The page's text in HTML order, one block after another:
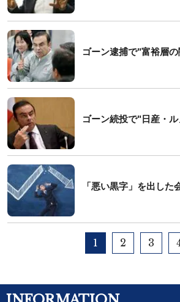
ゴーン逮捕で"富裕層
ゴーン続投で"日産・
「悪い黒字」を出した
1 2 3